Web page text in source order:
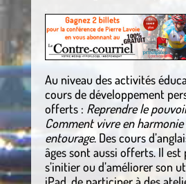
Au niveau des activités
cours de développement
offerts : Reprendre le
Comment vivre en harmonie
entourage. Des cours
âges sont aussi offerts. Il est
s’initier ou d’améliorer son